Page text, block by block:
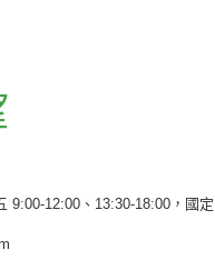
9:00-12:00、13:30-18:00，國定